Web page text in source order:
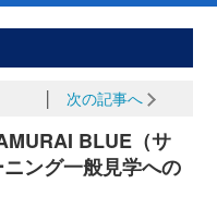
次の記事へ
BLUE（サ
ング一般見学への